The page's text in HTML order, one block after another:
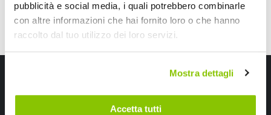
pubblicità e social media, i quali potrebbero combinarle
con altre informazioni che hai fornito loro o che hanno
raccolto dal tuo utilizzo dei loro servizi.
Mostra dettagli
Accetta tutti
Iscriviti alla newsletter Speedup